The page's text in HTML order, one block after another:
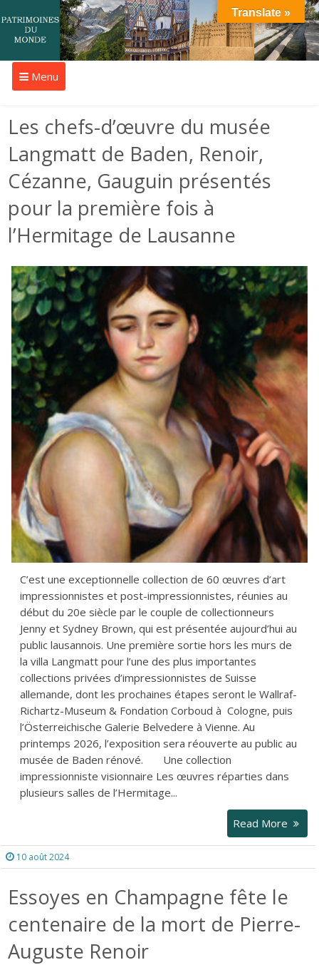
Menu
Les chefs-d’œuvre du musée
Langmatt de Baden, Renoir,
Cézanne, Gauguin présentés
pour la première fois à
l’Hermitage de Lausanne
C’est une exceptionnelle collection de 60 œuvres d’art
impressionnistes et post-impressionnistes, réunies au
début du 20e siècle par le couple de collectionneurs
Jenny et Sydney Brown, qui est présentée aujourd’hui au
public lausannois. Une première sortie hors les murs de
la villa Langmatt pour l’une des plus importantes
collections privées d’impressionnistes de Suisse
allemande, dont les prochaines étapes seront le Wallraf-
Richartz-Museum & Fondation Corboud à Cologne, puis
l’Österreichische Galerie Belvedere à Vienne. Au
printemps 2026, l’exposition sera réouverte au public au
musée de Baden rénové. Une collection
impressionniste visionnaire Les œuvres réparties dans
plusieurs salles de l’Hermitage...
Read More
10 août 2024
Essoyes en Champagne fête le
centenaire de la mort de Pierre-
Auguste Renoir
Translate »